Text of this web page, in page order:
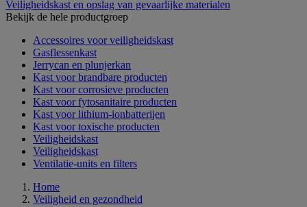
Veiligheidskast en opslag van gevaarlijke materialen
Bekijk de hele productgroep
Accessoires voor veiligheidskast
Gasflessenkast
Jerrycan en plunjerkan
Kast voor brandbare producten
Kast voor corrosieve producten
Kast voor fytosanitaire producten
Kast voor lithium-ionbatterijen
Kast voor toxische producten
Veiligheidskast
Veiligheidskast
Ventilatie-units en filters
Home
Veiligheid en gezondheid